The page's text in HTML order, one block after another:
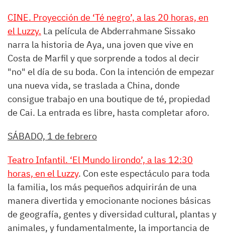
CINE. Proyección de ‘Té negro’, a las 20 horas, en
el Luzzy. La película de Abderrahmane Sissako
narra la historia de Aya, una joven que vive en
Costa de Marfil y que sorprende a todos al decir
"no" el día de su boda. Con la intención de empezar
una nueva vida, se traslada a China, donde
consigue trabajo en una boutique de té, propiedad
de Cai. La entrada es libre, hasta completar aforo.
SÁBADO, 1 de febrero
Teatro Infantil. ‘El Mundo lirondo’, a las 12:30
horas, en el Luzzy. Con este espectáculo para toda
la familia, los más pequeños adquirirán de una
manera divertida y emocionante nociones básicas
de geografía, gentes y diversidad cultural, plantas y
animales, y fundamentalmente, la importancia de